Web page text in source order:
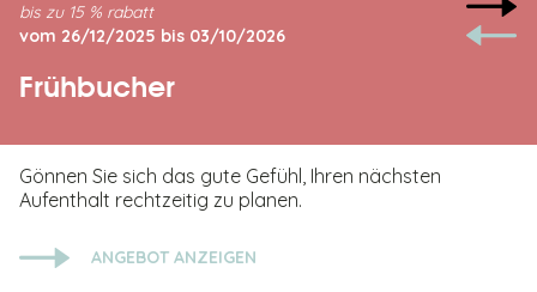
bis zu 15 % rabatt
vom 26/12/2025 bis 03/10/2026
Frühbucher
Gönnen Sie sich das gute Gefühl, Ihren nächsten
Aufenthalt rechtzeitig zu planen.
ANGEBOT ANZEIGEN